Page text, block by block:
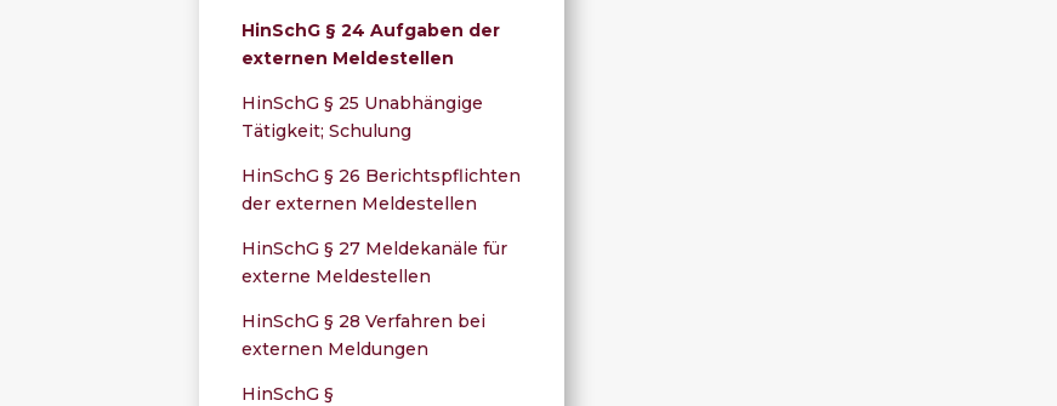
HinSchG § 24 Aufgaben der
externen Meldestellen
HinSchG § 25 Unabhängige
Tätigkeit; Schulung
HinSchG § 26 Berichtspflichten
der externen Meldestellen
HinSchG § 27 Meldekanäle für
externe Meldestellen
HinSchG § 28 Verfahren bei
externen Meldungen
HinSchG §